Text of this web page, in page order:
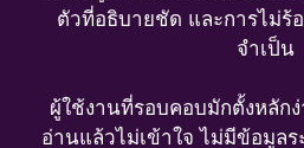
ตัวที่อธิบายชัด และการไม่ร้
จำเป็น
ผู้ใช้งานที่รอบคอบมักตั้งหลัก
อ่านแล้วไม่เข้าใจ ไม่มีข้อมูลร